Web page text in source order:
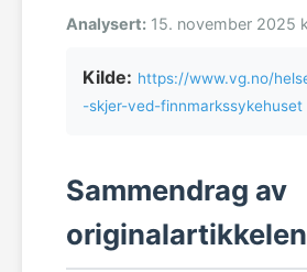
Analysert: 15. november 2025
Kilde: https://www.vg.no/
-skjer-ved-finnmarkssykehuset
Sammendrag av
originalartikkelen